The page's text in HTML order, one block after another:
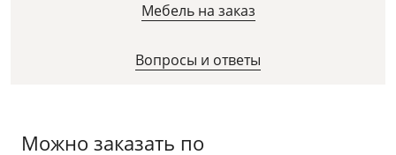
Мебель на заказ
Вопросы и ответы
Можно заказать по